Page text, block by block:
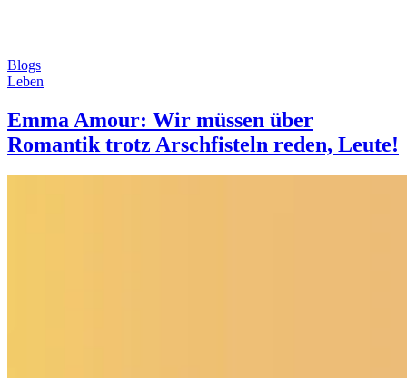
Blogs
Leben
Emma Amour: Wir müssen über
Romantik trotz Arschfisteln reden, Leute!